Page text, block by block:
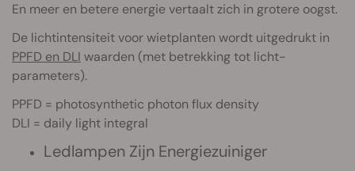
En meer en betere energie vertaalt zich in grotere oogst.
De lichtintensiteit voor wietplanten wordt uitgedrukt in
PPFD en DLI waarden (met betrekking tot licht-
parameters).
PPFD = photosynthetic photon flux density
DLI = daily light integral
Ledlampen Zijn Energiezuiniger